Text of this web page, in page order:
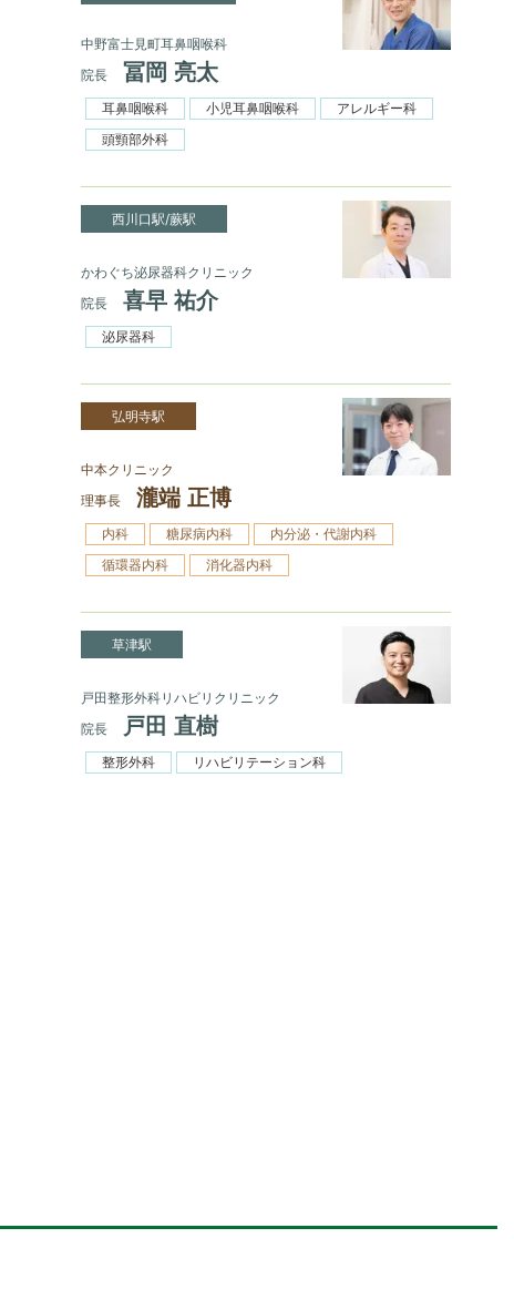
中野富士見町耳鼻咽喉科
院長
冨岡 亮太
耳鼻咽喉科 小児耳鼻咽喉科
アレルギー科
頭頸部外科
西川口駅/蕨駅
かわぐち泌尿器科クリニック
院長
喜早 祐介
泌尿器科
弘明寺駅
中本クリニック
理事長
瀧端 正博
内科 糖尿病内科
内分泌・代謝内科
循環器内科
消化器内科
草津駅
戸田整形外科リハビリクリニック
院長
戸田 直樹
整形外科 リハビリテーション科